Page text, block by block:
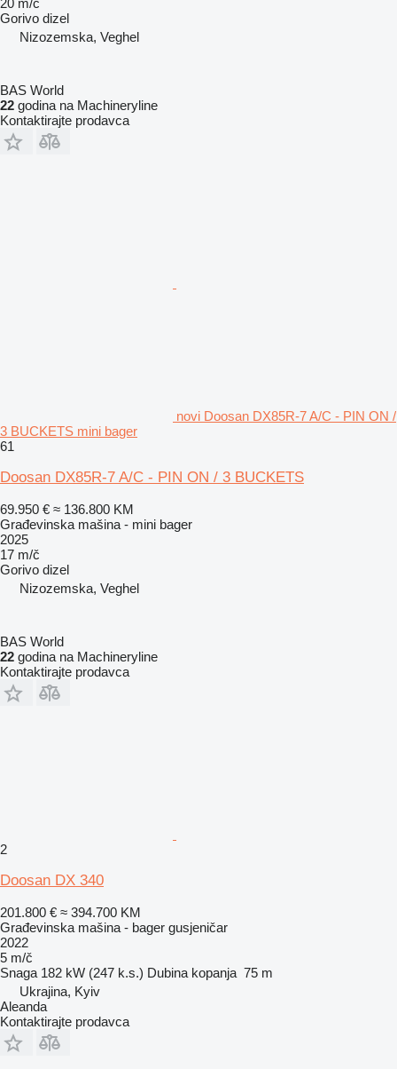
Gorivo dizel
Nizozemska, Veghel
BAS World
22 godina na Machineryline
Kontaktirajte prodavca
novi Doosan DX85R-7 A/C - PIN ON /
3 BUCKETS mini bager
61
Doosan DX85R-7 A/C - PIN ON / 3 BUCKETS
69.950 € ≈ 136.800 KM
Građevinska mašina - mini bager
2025
17 m/č
Gorivo dizel
Nizozemska, Veghel
BAS World
22 godina na Machineryline
Kontaktirajte prodavca
2
Doosan DX 340
201.800 € ≈ 394.700 KM
Građevinska mašina - bager gusjeničar
2022
5 m/č
Snaga 182 kW (247 k.s.) Dubina kopanja 75 m
Ukrajina, Kyiv
Aleanda
Kontaktirajte prodavca